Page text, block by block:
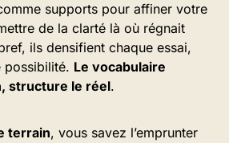
supports pour affiner votre
de la clarté là où régnait
ils densifient chaque essai,
possibilité. Le vocabulaire
structure le réel.
terrain, vous savez l’emprunter